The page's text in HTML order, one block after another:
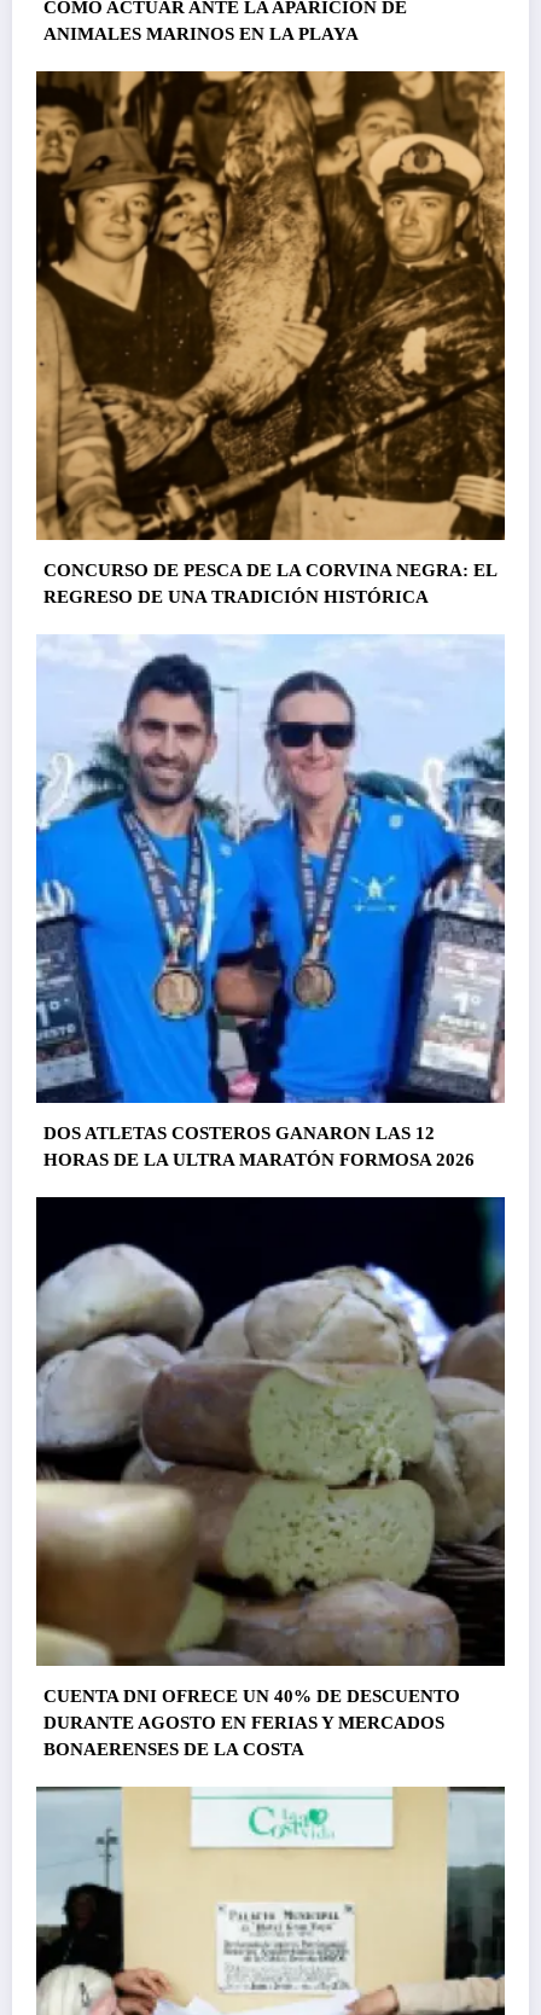
CÓMO ACTUAR ANTE LA APARICIÓN DE
ANIMALES MARINOS EN LA PLAYA
CONCURSO DE PESCA DE LA CORVINA NEGRA: EL
REGRESO DE UNA TRADICIÓN HISTÓRICA
DOS ATLETAS COSTEROS GANARON LAS 12
HORAS DE LA ULTRA MARATÓN FORMOSA 2026
CUENTA DNI OFRECE UN 40% DE DESCUENTO
DURANTE AGOSTO EN FERIAS Y MERCADOS
BONAERENSES DE LA COSTA